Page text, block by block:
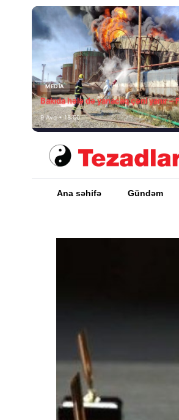
MEDİA
Bakıda hələ də yanacaq çəni yanır –
9 Avq • 18:00
Ana səhifə Gündəm